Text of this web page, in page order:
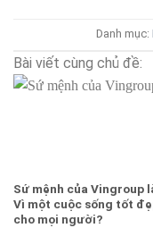
Danh mục:
Bài viết cùng chủ đề:
Sứ mệnh của Vingroup
Vì một cuộc sống tốt
cho mọi người?